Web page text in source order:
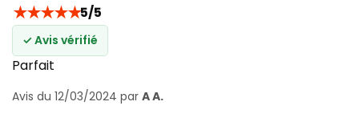
★★★★★5/5
✓ Avis vérifié
Parfait
Avis du 12/03/2024 par A A.